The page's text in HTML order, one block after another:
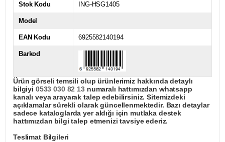
Stok Kodu ING-HSG1405
Model
EAN Kodu 6925582140194
Barkod
Ürün görseli temsili olup ürünlerimiz hakkında detaylı
bilgiyi 0533 030 82 13numaralı hattımızdan whatsapp
kanalı veya arayarak talep edebilirsiniz. Sitemizdeki
açıklamalar sürekli olarak güncellenmektedir. Bazı detaylar
sadece kataloglarda yer aldığı için mutlaka destek
hattımızdan bilgi talep etmenizi tavsiye ederiz.
Teslimat Bilgileri